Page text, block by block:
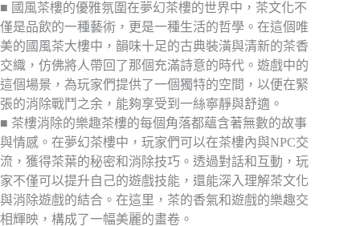
■ 國風茶樓的優雅氛圍在夢幻茶樓的世界中，茶文化不
僅是品飲的一種藝術，更是一種生活的哲學。在這個唯
美的國風茶大樓中，韻味十足的古典裝潢與清新的茶香
交織，仿佛將人帶回了那個充滿詩意的時代。遊戲中的
這個場景，為玩家們提供了一個獨特的空間，以便在緊
張的消除戰鬥之余，能夠享受到一絲寧靜與舒適。
■ 茶樓消除的樂趣茶樓的每個角落都蘊含著無數的故事
與情感。在夢幻茶樓中，玩家們可以在茶樓內與NPC交
流，獲得茶葉的秘密和消除技巧。透過對話和互動，玩
家不僅可以提升自己的遊戲技能，還能深入理解茶文化
與消除遊戲的結合。在這里，茶的香氣和遊戲的樂趣交
相輝映，構成了一幅美麗的畫卷。